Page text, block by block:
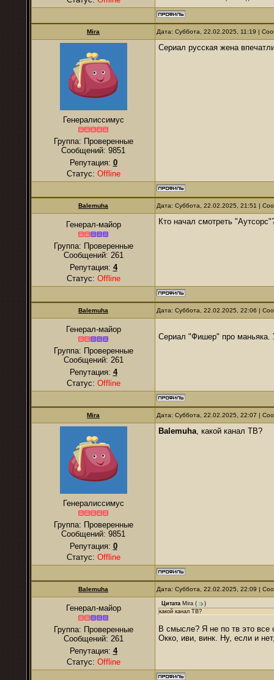
Mira Дата: Суббота, 22.02.2025, 11:19 |
Генералиссимус
Группа: Проверенные
Сообщений: 9851
Репутация: 0
Статус: Offline
Сериал русская жена
Balemuha Дата: Суббота, 22.02.2025, 21:51 |
Генерал-майор
Группа: Проверенные
Сообщений: 261
Репутация: 4
Статус: Offline
Кто начал смотреть
Balemuha Дата: Суббота, 22.02.2025, 22:06 |
Генерал-майор
Группа: Проверенные
Сообщений: 261
Репутация: 4
Статус: Offline
Сериал "Фишер" про
Mira Дата: Суббота, 22.02.2025, 22:07 |
Генералиссимус
Группа: Проверенные
Сообщений: 9851
Репутация: 0
Статус: Offline
Balemuha, какой канал ТВ?
Balemuha Дата: Суббота, 22.02.2025, 22:09 |
Генерал-майор
Группа: Проверенные
Сообщений: 261
Репутация: 4
Статус: Offline
Цитата Mira (
)
какой канал ТВ?
В смысле? Я не по тв это все
Окко, иви, винк. Ну, если и